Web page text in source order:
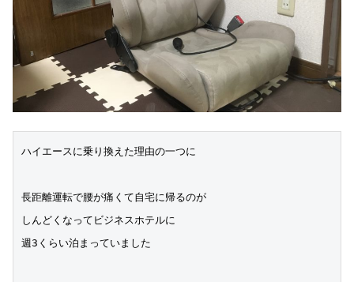
ハイエースに乗り換えた理由の一つに
長距離運転で腰が痛くて自宅に帰るのが
しんどくなってビジネスホテルに
週3くらい泊まっていました